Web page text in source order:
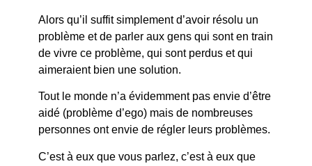
Alors qu’il suffit simplement d’avoir résolu un
problème et de parler aux gens qui sont en train
de vivre ce problème, qui sont perdus et qui
aimeraient bien une solution.
Tout le monde n’a évidemment pas envie d’être
aidé (problème d’ego) mais de nombreuses
personnes ont envie de régler leurs problèmes.
C’est à eux que vous parlez, c’est à eux que